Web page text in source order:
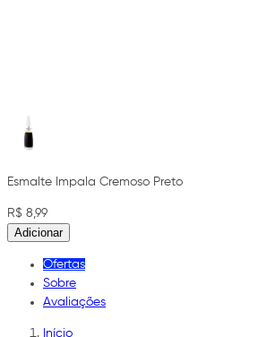
Esmalte Impala Cremoso Preto
R$ 8,99
Adicionar
Ofertas
Sobre
Avaliações
Início